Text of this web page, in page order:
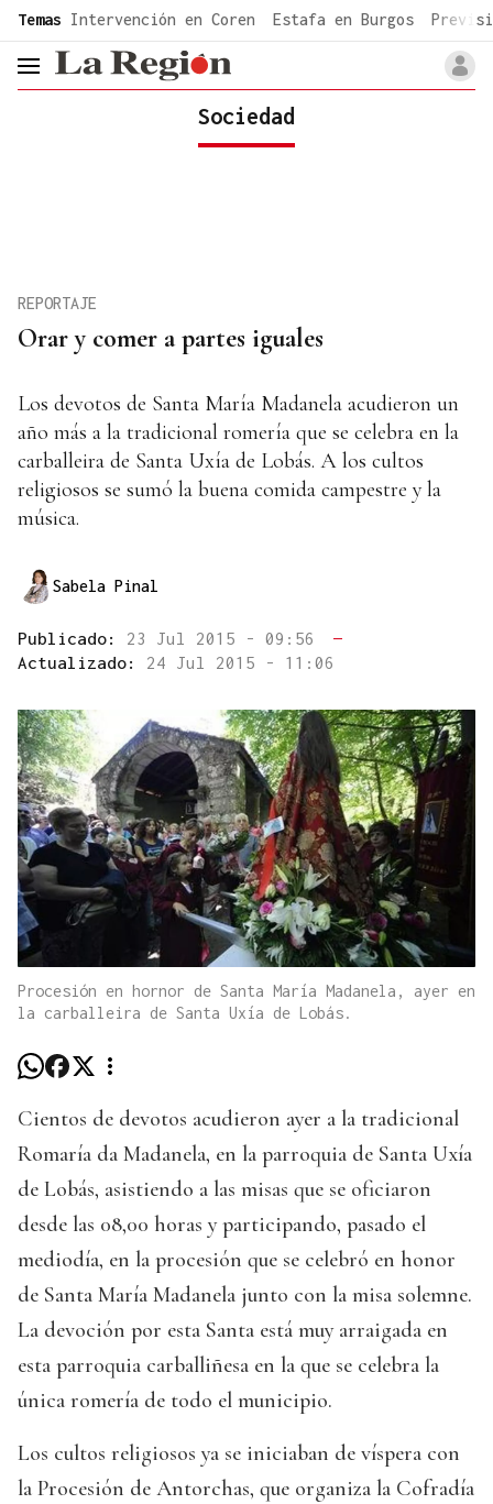
common.go-to-content
Temas Intervención en Coren Estafa en Burgos
header.menu.open
Sociedad
Orar y comer a partes iguales
REPORTAJE
Los devotos de Santa María Madanela acudieron un
año más a la tradicional romería que se celebra en la
carballeira de Santa Uxía de Lobás. A los cultos
religiosos se sumó la buena comida campestre y la
música.
Sabela Pinal
Publicado: 23 Jul 2015 - 09:56
—
Actualizado: 24 Jul 2015 - 11:06
Procesión en hornor de Santa María Madanela, ayer en
la carballeira de Santa Uxía de Lobás.
Cientos de devotos acudieron ayer a la tradicional
Romaría da Madanela, en la parroquia de Santa Uxía
de Lobás, asistiendo a las misas que se oficiaron
desde las 08,00 horas y participando, pasado el
mediodía, en la procesión que se celebró en honor
de Santa María Madanela junto con la misa solemne.
La devoción por esta Santa está muy arraigada en
esta parroquia carballiñesa en la que se celebra la
única romería de todo el municipio.
Los cultos religiosos ya se iniciaban de víspera con
la Procesión de Antorchas, que organiza la Cofradía